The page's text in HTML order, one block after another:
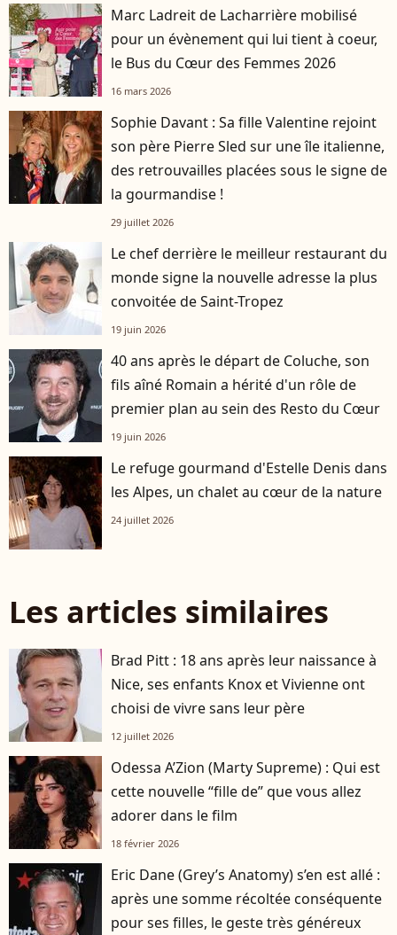
Marc Ladreit de Lacharrière mobilisé
pour un évènement qui lui tient à coeur,
le Bus du Cœur des Femmes 2026
16 mars 2026
Sophie Davant : Sa fille Valentine rejoint
son père Pierre Sled sur une île italienne,
des retrouvailles placées sous le signe de
la gourmandise !
29 juillet 2026
Le chef derrière le meilleur restaurant du
monde signe la nouvelle adresse la plus
convoitée de Saint-Tropez
19 juin 2026
40 ans après le départ de Coluche, son
fils aîné Romain a hérité d'un rôle de
premier plan au sein des Resto du Cœur
19 juin 2026
Le refuge gourmand d'Estelle Denis dans
les Alpes, un chalet au cœur de la nature
24 juillet 2026
Les articles similaires
Brad Pitt : 18 ans après leur naissance à
Nice, ses enfants Knox et Vivienne ont
choisi de vivre sans leur père
12 juillet 2026
Odessa A’Zion (Marty Supreme) : Qui est
cette nouvelle “fille de” que vous allez
adorer dans le film
18 février 2026
Eric Dane (Grey’s Anatomy) s’en est allé :
après une somme récoltée conséquente
pour ses filles, le geste très généreux